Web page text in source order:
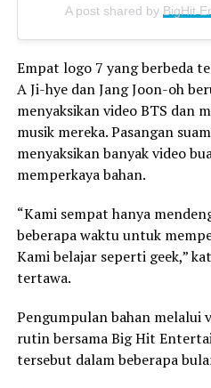
A post shared byBigHit
Empat logo 7 yang berbeda
A Ji-hye dan Jang Joon-oh
menyaksikan video BTS dan
musik mereka. Pasangan
menyaksikan banyak video
memperkaya bahan.
“Kami sempat hanya
beberapa waktu untuk
Kami belajar seperti geek,”
tertawa.
Pengumpulan bahan melalui
rutin bersama Big Hit
tersebut dalam beberapa